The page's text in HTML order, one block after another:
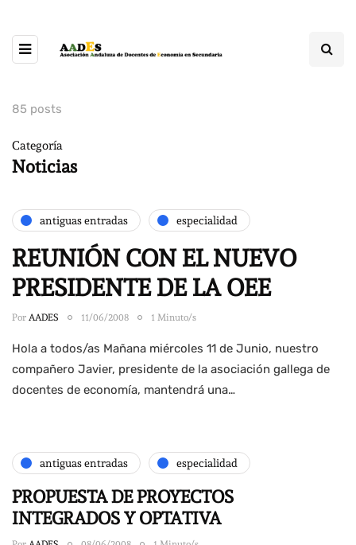
85 posts
Categoría
Noticias
antiguas entradas especialidad
REUNIÓN CON EL NUEVO
PRESIDENTE DE LA OEE
Por AADES 11/06/2008 1 Minuto/s
Hola a todos/as Mañana miércoles 11 de Junio, nuestro
compañero Javier, presidente de la asociación gallega de
docentes de economía, mantendrá una…
antiguas entradas especialidad
PROPUESTA DE PROYECTOS
INTEGRADOS Y OPTATIVA